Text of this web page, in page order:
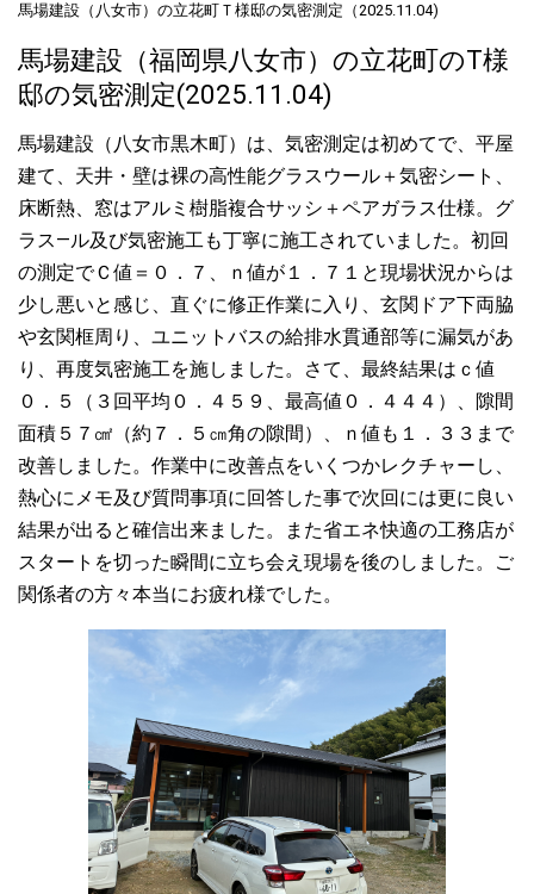
馬場建設（八女市）の立花町Ｔ様邸の気密測定（2025.11.04)
馬場建設（福岡県八女市）の立花町のT様
邸の気密測定(2025.11.04)
馬場建設（八女市黒木町）は、気密測定は初めてで、平屋
建て、天井・壁は裸の高性能グラスウール＋気密シート、
床断熱、窓はアルミ樹脂複合サッシ＋ペアガラス仕様。グ
ラス―ル及び気密施工も丁寧に施工されていました。初回
の測定でＣ値＝０．７、ｎ値が１．７１と現場状況からは
少し悪いと感じ、直ぐに修正作業に入り、玄関ドア下両脇
や玄関框周り、ユニットバスの給排水貫通部等に漏気があ
り、再度気密施工を施しました。さて、最終結果はｃ値
０．５（３回平均０．４５９、最高値０．４４４）、隙間
面積５７㎠（約７．５㎝角の隙間）、ｎ値も１．３３まで
改善しました。作業中に改善点をいくつかレクチャーし、
熱心にメモ及び質問事項に回答した事で次回には更に良い
結果が出ると確信出来ました。また省エネ快適の工務店が
スタートを切った瞬間に立ち会え現場を後のしました。ご
関係者の方々本当にお疲れ様でした。